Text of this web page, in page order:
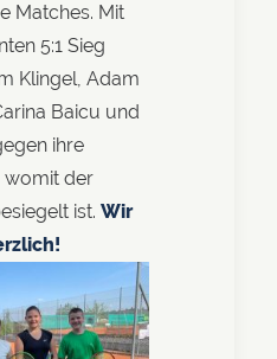
Matches. Mit
5:1 Sieg
Klingel, Adam
Baicu und
ihre
womit der
ist. Wir